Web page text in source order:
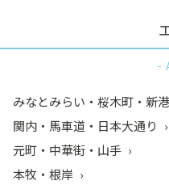
みなとみらい・桜木町・新港
関内・馬車道・日本大通り
元町・中華街・山手
本牧・根岸